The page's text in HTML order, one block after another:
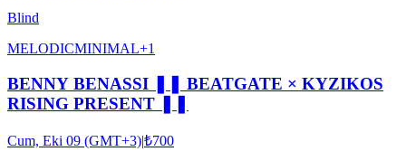
Blind
MELODICMINIMAL+1
BENNY BENASSI ❚❚ BEATGATE × KYZIKOS
RISING PRESENT ❚❚
Cum, Eki 09 (GMT+3)|₺700